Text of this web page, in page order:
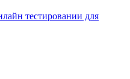
тестировании для